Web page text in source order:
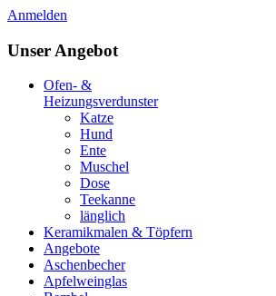
Anmelden
Unser Angebot
Ofen- &
Heizungsverdunster
Katze
Hund
Ente
Muschel
Dose
Teekanne
länglich
Keramikmalen & Töpfern
Angebote
Aschenbecher
Apfelweinglas